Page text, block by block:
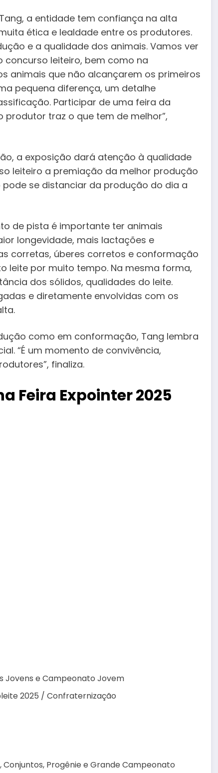
a entidade tem confiança na alta
ética e lealdade entre os produtores.
e a qualidade dos animais. Vamos ver
leiteiro, bem como na
animais que não alcançarem os primeiros
pequena diferença, um detalhe
Participar de uma feira da
produtor traz o que tem de melhor”,
a exposição dará atenção à qualidade
leiteiro a premiação da melhor produção
se distanciar da produção do dia a
de pista é importante ter animais
longevidade, mais lactações e
corretas, úberes corretos e conformação
leite por muito tempo. Na mesma forma,
dos sólidos, qualidades do leite.
e diretamente envolvidas com os
como em conformação, Tang lembra
“É um momento de convivência,
finaliza.
Feira Expointer 2025
Jovens e Campeonato Jovem
2025 / Confraternização
Progênie e Grande Campeonato